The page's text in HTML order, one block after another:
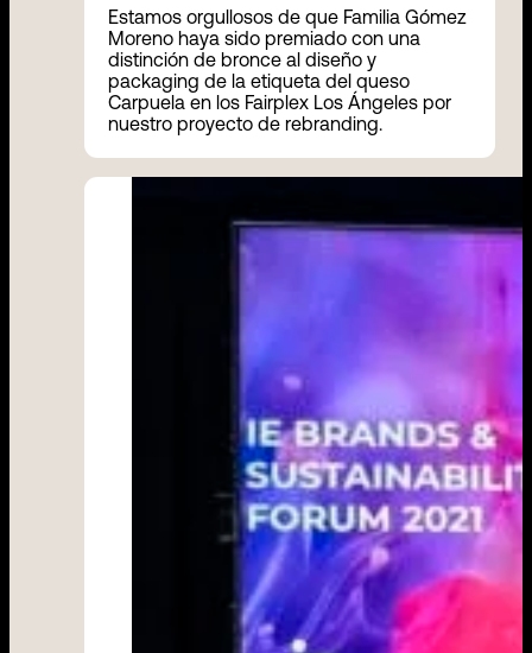
Estamos orgullosos de que Familia Gómez
Moreno haya sido premiado con una
distinción de bronce al diseño y
packaging de la etiqueta del queso
Carpuela en los Fairplex Los Ángeles por
nuestro proyecto de rebranding.